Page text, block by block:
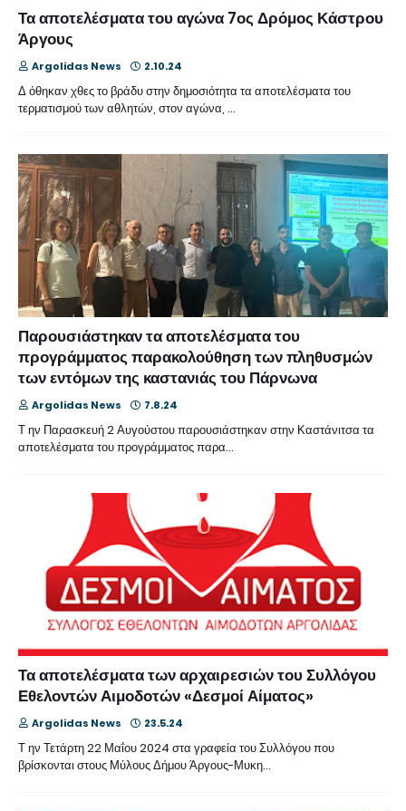
Τα αποτελέσματα του αγώνα 7ος Δρόμος Κάστρου
Άργους
Argolidas News 2.10.24
Δ όθηκαν χθες το βράδυ στην δημοσιότητα τα αποτελέσματα του
τερματισμού των αθλητών, στον αγώνα, …
Παρουσιάστηκαν τα αποτελέσματα του
προγράμματος παρακολούθηση των πληθυσμών
των εντόμων της καστανιάς του Πάρνωνα
Argolidas News 7.8.24
Τ ην Παρασκευή 2 Αυγούστου παρουσιάστηκαν στην Καστάνιτσα τα
αποτελέσματα του προγράμματος παρα…
Τα αποτελέσματα των αρχαιρεσιών του Συλλόγου
Εθελοντών Αιμοδοτών «Δεσμοί Αίματος»
Argolidas News 23.5.24
Τ ην Τετάρτη 22 Μαΐου 2024 στα γραφεία του Συλλόγου που
βρίσκονται στους Μύλους Δήμου Άργους-Μυκη…